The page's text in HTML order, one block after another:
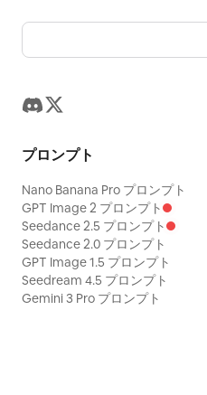
プロンプト
Nano Banana Pro プロンプト
GPT Image 2 プロンプト
Seedance 2.5 プロンプト
Seedance 2.0 プロンプト
GPT Image 1.5 プロンプト
Seedream 4.5 プロンプト
Gemini 3 Pro プロンプト